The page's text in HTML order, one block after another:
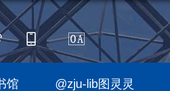
馆 @zju-lib图灵灵